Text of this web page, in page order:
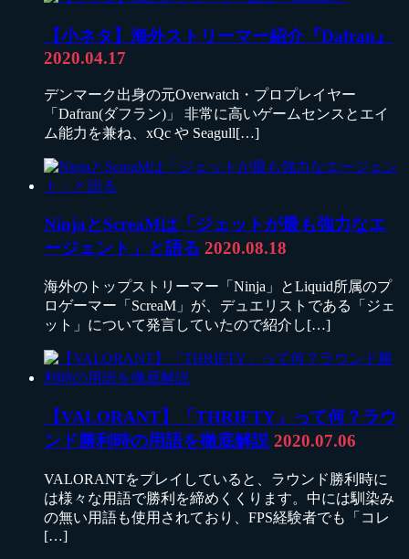
【小ネタ】海外ストリーマー紹介『Dafran』
2020.04.17
デンマーク出身の元Overwatch・プロプレイヤー
「Dafran(ダフラン)」 非常に高いゲームセンスとエイ
ム能力を兼ね、xQc や Seagull[…]
NinjaとScreaMは「ジェットが最も強力なエ
ージェント」と語る 2020.08.18
海外のトップストリーマー「Ninja」とLiquid所属のプ
ロゲーマー「ScreaM」が、デュエリストである「ジェ
ット」について発言していたので紹介し[…]
【VALORANT】「THRIFTY」って何？ラウ
ンド勝利時の用語を徹底解説 2020.07.06
VALORANTをプレイしていると、ラウンド勝利時に
は様々な用語で勝利を締めくくります。中には馴染み
の無い用語も使用されており、FPS経験者でも「コレ
[…]